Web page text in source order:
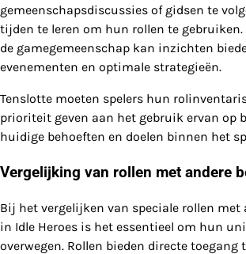
gemeenschapsdiscussies of gidsen te
tijden te leren om hun rollen te
de gamegemeenschap kan inzichten
evenementen en optimale strategieën.
Tenslotte moeten spelers hun
prioriteit geven aan het gebruik ervan op
huidige behoeften en doelen binnen het
Vergelijking van rollen met andere
Bij het vergelijken van speciale rollen met
in Idle Heroes is het essentieel om hun
overwegen. Rollen bieden directe toegang